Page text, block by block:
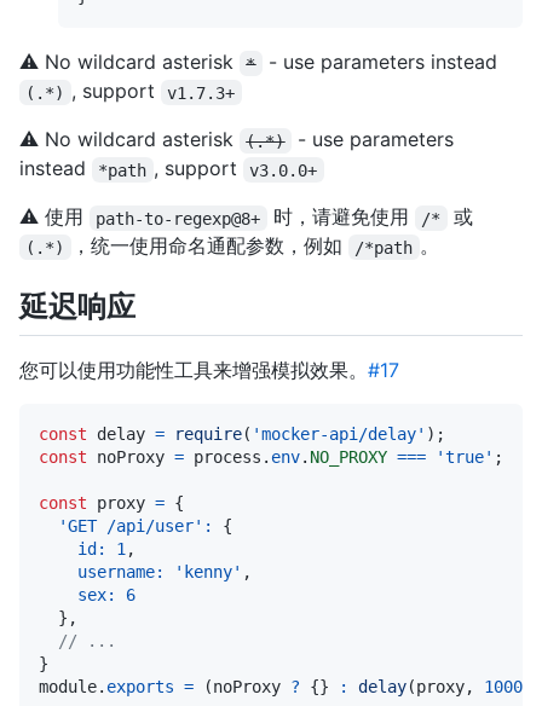
⚠️ No wildcard asterisk * - use parameters instead
(.*) , support v1.7.3+
⚠️ No wildcard asterisk (.*)
- use parameters
instead
*path , support v3.0.0+
⚠️ 使用 path-to-regexp@8+ 时，请避免使用 /* 或
(.*) ，统一使用命名通配参数，例如 /*path 。
延迟响应
您可以使用功能性工具来增强模拟效果。 #17
const delay = require( 'mocker-api/delay' ) ;
const noProxy = process . env. NO_PROXY === 'true' ;
const proxy = {
'GET /api/user' :
{
id : 1 ,
username: 'kenny' ,
sex:
6
} ,
// ...
}
module. exports = (noProxy ? {} : delay(proxy, 1000